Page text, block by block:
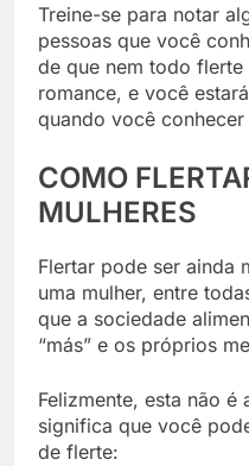
Treine-se para notar
pessoas que você
de que nem todo flerte
romance, e você
quando você
COMO
MULHERES
Flertar pode ser ainda
uma mulher, entre
que a sociedade
“más” e os próprios
Felizmente, esta não
significa que você
de flerte: